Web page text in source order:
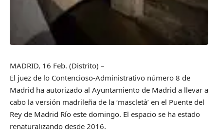
MADRID, 16 Feb. (Distrito) –
El juez de lo Contencioso-Administrativo número 8 de
Madrid ha autorizado al Ayuntamiento de Madrid a llevar a
cabo la versión madrileña de la ‘mascletà’ en el Puente del
Rey de Madrid Río este domingo. El espacio se ha estado
renaturalizando desde 2016.